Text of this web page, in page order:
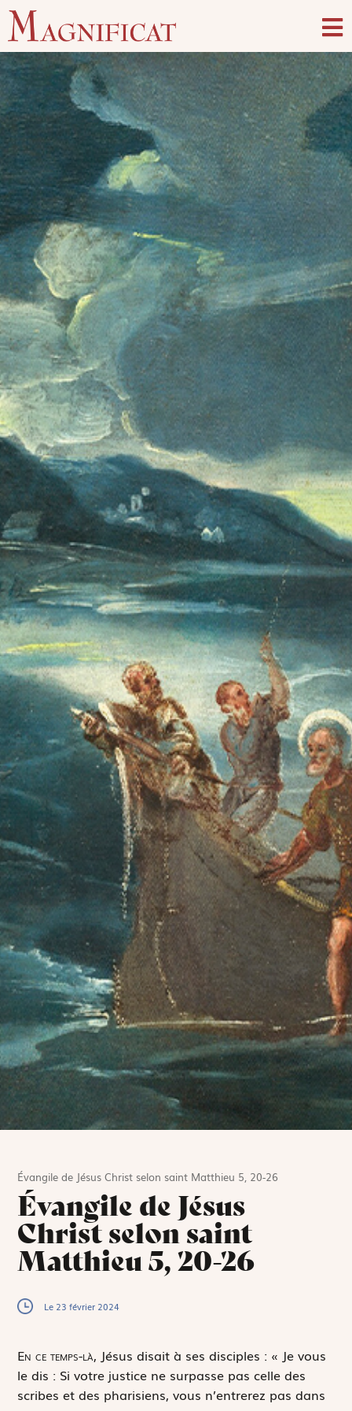
Évangile de Jésus Christ selon saint Matthieu 5, 20-26
Évangile de Jésus
Christ selon saint
Matthieu 5, 20-26
Le 23 février 2024
En ce temps-là, Jésus disait à ses disciples : « Je vous
le dis : Si votre justice ne surpasse pas celle des
scribes et des pharisiens, vous n’entrerez pas dans